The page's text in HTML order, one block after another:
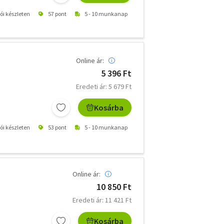
készleten 57 pont 5 - 10 munkanap
Online ár:
5 396 Ft
Eredeti ár: 5 679 Ft
Kosárba
készleten 53 pont 5 - 10 munkanap
Online ár:
10 850 Ft
Eredeti ár: 11 421 Ft
Kosárba